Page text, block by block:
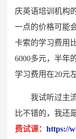
庆英语培训机构
一点的价格可能
卡索的学习费用
6000多元，半年
学习费用在20元
我试听过主
比不错的，我还
费试课： https://